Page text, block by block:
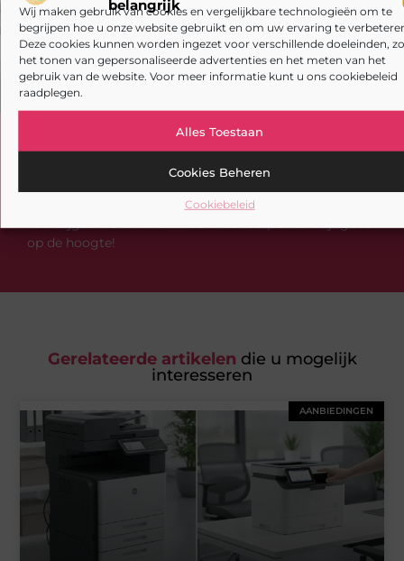
belangrijk
Wij maken gebruik van cookies en vergelijkbare technologieën om te
begrijpen hoe u onze website gebruikt en om uw ervaring te
Deze cookies kunnen worden ingezet voor verschillende doeleinden,
het tonen van gepersonaliseerde advertenties en het meten van het
gebruik van de website. Voor meer informatie kunt u ons cookiebeleid
raadplegen.
Alles Toestaan
Cookies Beheren
Cookiebeleid
Heb je deze artikelen al doorgenomen?
aanbieden en laat onze artikelen niet aan je
voorbijgaan. Duik in diverse onderwerpen en blijf goed
op de hoogte!
Gerelateerde artikelen die u mogelijk
interesseren
AANBIEDINGEN